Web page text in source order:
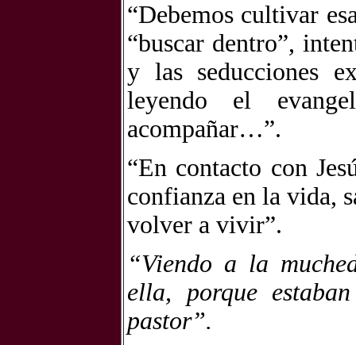
“Debemos cultivar
“buscar dentro”,
y las seducciones
leyendo el
acompañar…”.
“En contacto con
confianza en la vida,
volver a vivir”.
“Viendo a la
ella, porque
pastor”.